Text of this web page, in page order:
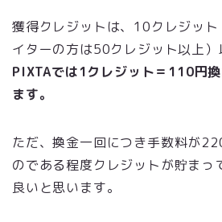
獲得クレジットは、10クレジッ
イターの方は50クレジット以上）
PIXTAでは1クレジット＝110円
ます。
ただ、換金一回につき手数料が
のである程度クレジットが貯まっ
良いと思います。